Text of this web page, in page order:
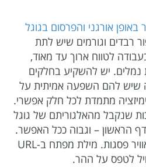
אורגני והפרסום בגוגל
רבדים וגורמים שיש לתת
לטווח ארוך עד מאוד,
נמלים. יש להשקיע בחלקים
שיש להם השפעה אמיתית על
מתמדת לכל חלק אפשרי.
שנקבל מהאלגוריתם של גוגל
הראשון – וגבוה ככל האפשר.
האתר שלנו אוהב לשאוף אוויר פסגות. מילת מפתח ב-URL
לטפס על ההר.